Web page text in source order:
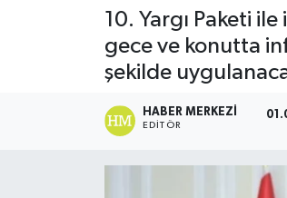
10. Yargı Paketi
gece ve konutta
şekilde
HABER MERKEZI
EDITÖR
MAGAZİN
Son Dakika Haberleri